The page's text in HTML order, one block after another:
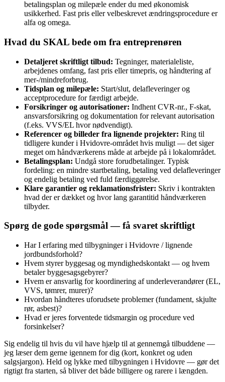
betalingsplan og milepæle ender du med økonomisk
usikkerhed. Fast pris eller velbeskrevet ændringsprocedure er
alfa og omega.
Hvad du SKAL bede om fra entreprenøren
Detaljeret skriftligt tilbud: Tegninger, materialeliste,
arbejdenes omfang, fast pris eller timepris, og håndtering af
mer‑/mindreforbrug.
Tidsplan og milepæle: Start/slut, delafleveringer og
acceptprocedure for færdigt arbejde.
Forsikringer og autorisationer: Indhent CVR‑nr., F‑skat,
ansvarsforsikring og dokumentation for relevant autorisation
(f.eks. VVS/EL hvor nødvendigt).
Referencer og billeder fra lignende projekter: Ring til
tidligere kunder i Hvidovre‑området hvis muligt — det siger
meget om håndværkerens måde at arbejde på i lokalområdet.
Betalingsplan: Undgå store forudbetalinger. Typisk
fordeling: en mindre startbetaling, betaling ved delafleveringer
og endelig betaling ved fuld færdiggørelse.
Klare garantier og reklamationsfrister: Skriv i kontrakten
hvad der er dækket og hvor lang garantitid håndværkeren
tilbyder.
Spørg de gode spørgsmål — få svaret skriftligt
Har I erfaring med tilbygninger i Hvidovre / lignende
jordbundsforhold?
Hvem styrer byggesag og myndighedskontakt — og hvem
betaler byggesagsgebyrer?
Hvem er ansvarlig for koordinering af underleverandører (EL,
VVS, tømrer, murer)?
Hvordan håndteres uforudsete problemer (fundament, skjulte
rør, asbest)?
Hvad er jeres forventede tidsmargin og procedure ved
forsinkelser?
Sig endelig til hvis du vil have hjælp til at gennemgå tilbuddene —
jeg læser dem gerne igennem for dig (kort, konkret og uden
salgsjargon). Held og lykke med tilbygningen i Hvidovre — gør det
rigtigt fra starten, så bliver det både billigere og rarere i længden.